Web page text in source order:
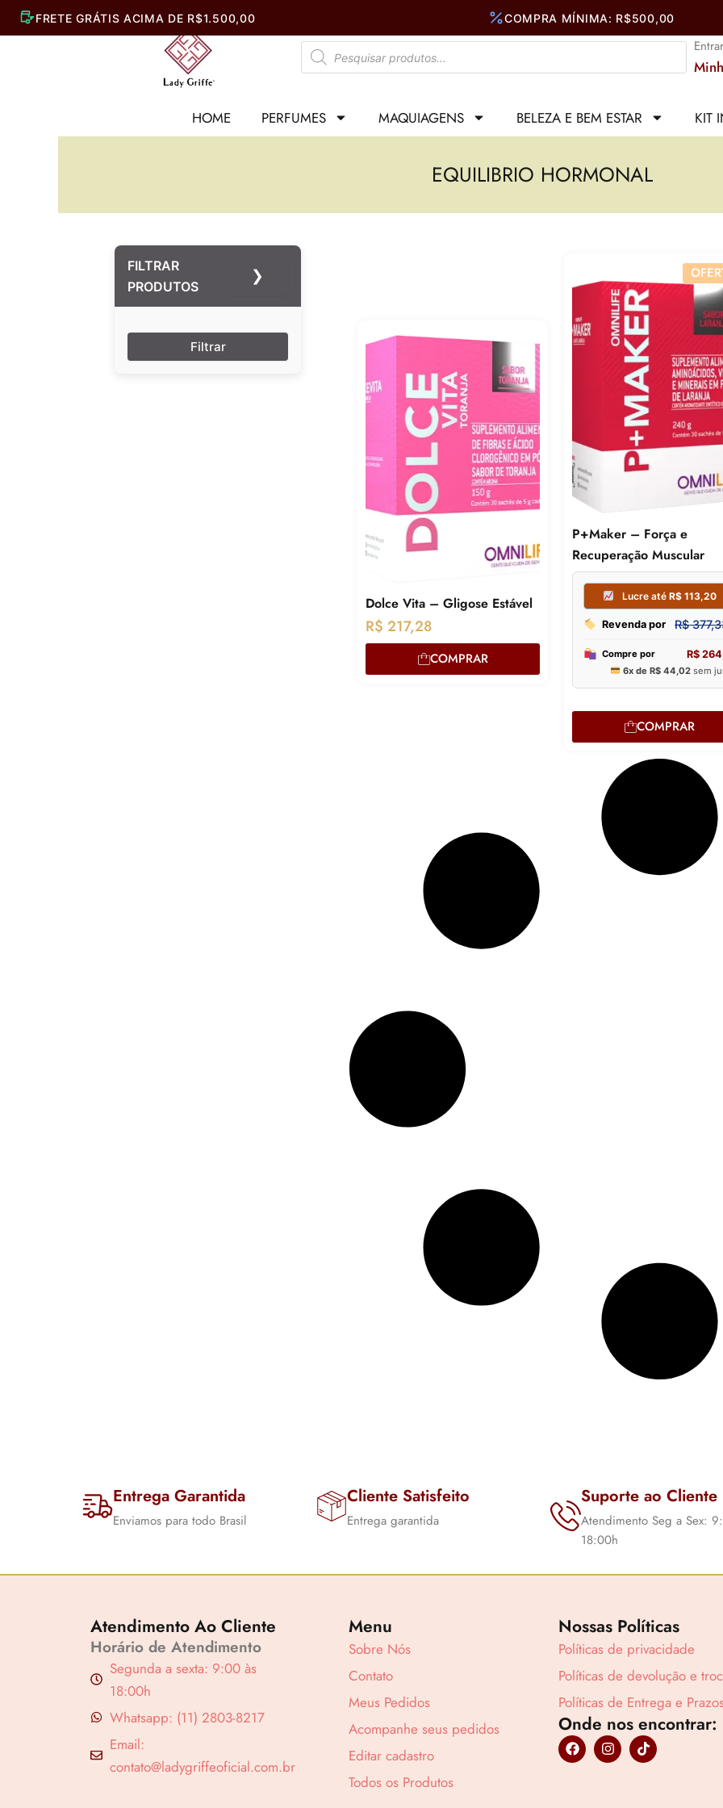
Pesquisar
produtos
HOME PERFUMES MAQUIAGENS BELEZA E BEM ESTAR KIT
EQUILIBRIO HORMONAL
FILTRAR
PRODUTOS
❯
Dolce Vita – Gligose Estável
R$ 217,28
COMPRAR
P+Maker – Força e
Recuperação Muscular
COMPRAR
Entrega Garantida
Enviamos para todo Brasil
Cliente Satisfeito
Entrega garantida
Suporte ao Cliente
Atendimento Seg a Sex:
18:00h
Atendimento Ao Cliente
Horário de Atendimento
Segunda a sexta: 9:00 às
18:00h
Whatsapp: (11) 2803-8217
Email:
contato@ladygriffeoficial.com.br
Menu
Sobre Nós
Contato
Meus Pedidos
Acompanhe seus pedidos
Editar cadastro
Todos os Produtos
Nossas Políticas
Políticas de privacidade
Políticas de devolução e
Políticas de Entrega e
Onde nos encontrar:
F
a
c
I
n
s
T
i
k